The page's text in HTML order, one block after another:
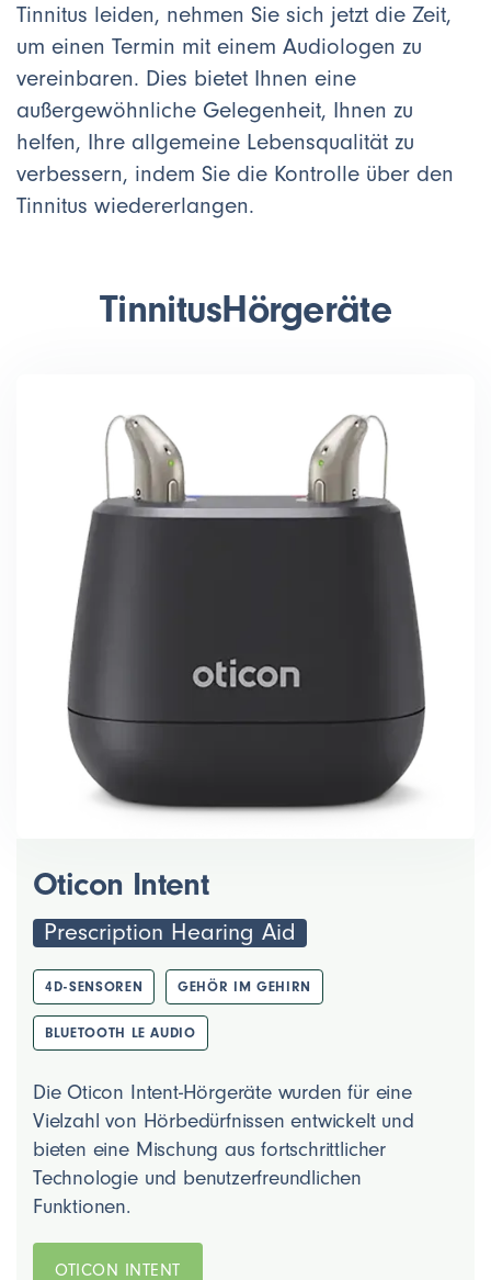
Tinnitus leiden, nehmen Sie sich jetzt die Zeit,
um einen Termin mit einem Audiologen zu
vereinbaren. Dies bietet Ihnen eine
außergewöhnliche Gelegenheit, Ihnen zu
helfen, Ihre allgemeine Lebensqualität zu
verbessern, indem Sie die Kontrolle über den
Tinnitus wiedererlangen.
TinnitusHörgeräte
Oticon Intent
Prescription Hearing Aid
4D-SENSOREN GEHÖR IM GEHIRN
BLUETOOTH LE AUDIO
Die Oticon Intent-Hörgeräte wurden für eine
Vielzahl von Hörbedürfnissen entwickelt und
bieten eine Mischung aus fortschrittlicher
Technologie und benutzerfreundlichen
Funktionen.
OTICON INTENT